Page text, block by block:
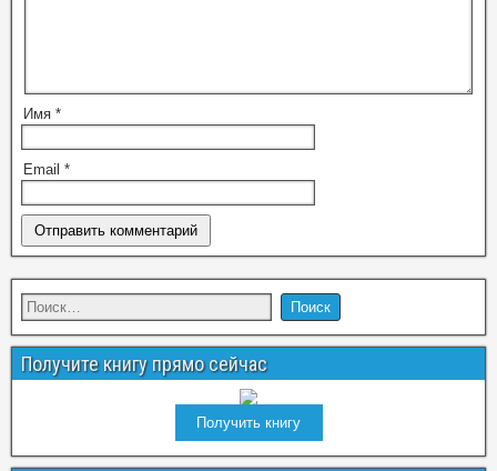
Имя *
Email *
Получите книгу прямо сейчас
Получить книгу